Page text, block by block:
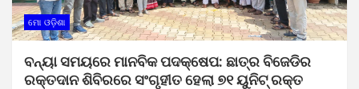
ମୋ ଓଡ଼ିଶା
ବନ୍ୟା ସମୟରେ ମାନବିକ ପଦକ୍ଷେପ: ଛାତ୍ର ବିଜେଡିର
ରକ୍ତଦାନ ଶିବିରରେ ସଂଗୃହୀତ ହେଲା ୭୧ ୟୁନିଟ୍ ରକ୍ତ